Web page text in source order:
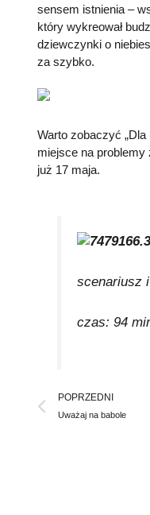
sensem istnienia –
który wykreował
dziewczynki o
za szybko.
Warto zobaczyć
miejsce na problemy
już 17 maja.
scenariusz
czas: 94
Prev
POPRZEDNI
Uważaj na babole